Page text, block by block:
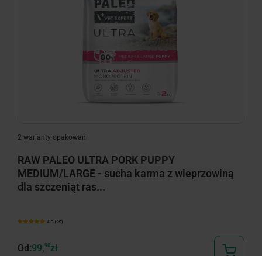
2 warianty opakowań
RAW PALEO ULTRA PORK PUPPY
MEDIUM/LARGE - sucha karma z wieprzowiną
dla szczeniąt ras...
4.9 (29)
Od:99,90zł